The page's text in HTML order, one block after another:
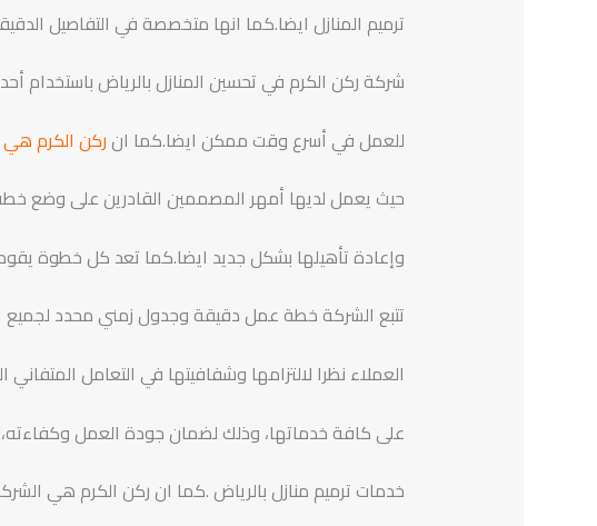
ترميم المنازل ايضا.كما انها متخصصة في التفاصيل
شركة ركن الكرم في تحسين المنازل بالرياض باستخدام
للعمل في أسرع وقت ممكن ايضا.كما ان ركن الكرم هي
حيث يعمل لديها أمهر المصممين القادرين على وضع خطة
وإعادة تأهيلها بشكل جديد ايضا.كما تعد كل خطوة يقوم
تتبع الشركة خطة عمل دقيقة وجدول زمني محدد لجميع
العملاء نظرا لالتزامها وشفافيتها في التعامل
على كافة خدماتها، وذلك لضمان جودة العمل
خدمات ترميم منازل بالرياض .كما ان ركن الكرم هي